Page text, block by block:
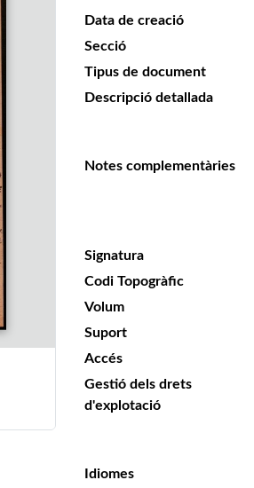
Data de creació
Secció
Tipus de document
Descripció detallada
Notes complementàries
Signatura
Codi Topogràfic
Volum
Suport
Accés
Gestió dels drets
d'explotació
Idiomes